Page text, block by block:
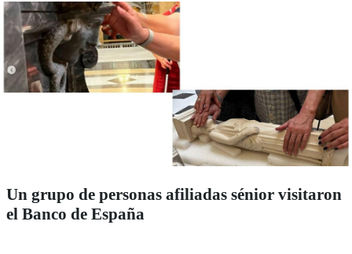
Un grupo de personas afiliadas sénior visitaron
el Banco de España